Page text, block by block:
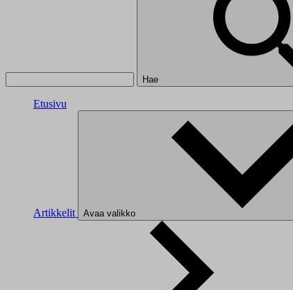
Hae
Etusivu
Artikkelit Avaa valikko